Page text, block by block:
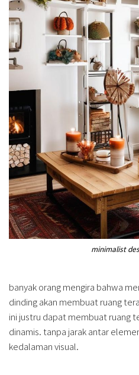
minimalist
banyak orang mengira bahwa
dinding akan membuat ruang
ini justru dapat membuat ruang
dinamis. tanpa jarak antar
kedalaman visual.